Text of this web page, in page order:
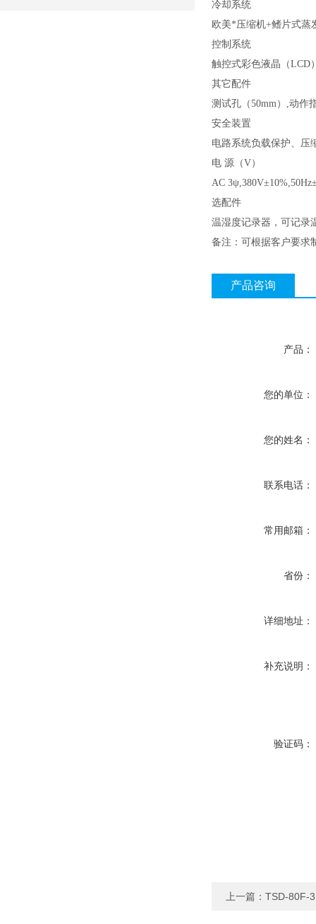
冷却系统
欧美*压缩机+鳍片式蒸
控制系统
触控式彩色液晶（LCD
其它配件
测试孔（50mm）,动作
安全装置
电路系统负载保护、压
电 源（V）
AC
选配件
温湿度记录器，可记录
备注：可根据客户要求
产品咨询
产品：
您的单位：
您的姓名：
联系电话：
常用邮箱：
省份：
详细地址：
补充说明：
验证码：
上一篇： TSD-80F-